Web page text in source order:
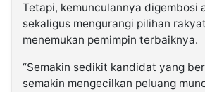
Tetapi, kemunculannya digembosi
sekaligus mengurangi pilihan
menemukan pemimpin terbaiknya.
“Semakin sedikit kandidat yang
semakin mengecilkan peluang